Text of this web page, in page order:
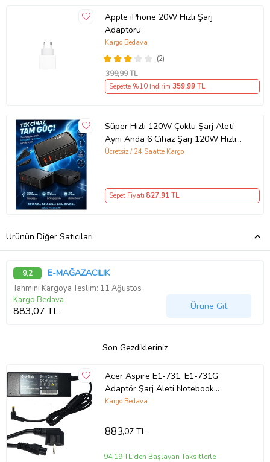
Apple iPhone 20W Hızlı Şarj
Adaptörü
(2)
Kargo Bedava
399,99 TL
Sepette %10 İndirim 359,99 TL
Süper Hızlı 120W Çoklu Şarj Aleti
Aynı Anda 6 Cihaz Şarj 120W Hızlı
Şarj İstasyonu Çoklu USB & Type-C
Ücretsiz / 24 Saatte Kargo
Sepet Fiyatı 827,91 TL
Ürünün Diğer Satıcıları
9,2 E-MAĞAZACILIK
Tahmini Kargoya Teslim: 11 Ağustos
Kargo Bedava
883,07 TL Ürüne Git
Son Gezdikleriniz
Acer Aspire E1-731, E1-731G
Adaptör Şarj Aleti Notebook
Adaptörü (Siyah)
Kargo Bedava
883,07 TL
94,19 TL'den Başlayan Taksitlerle